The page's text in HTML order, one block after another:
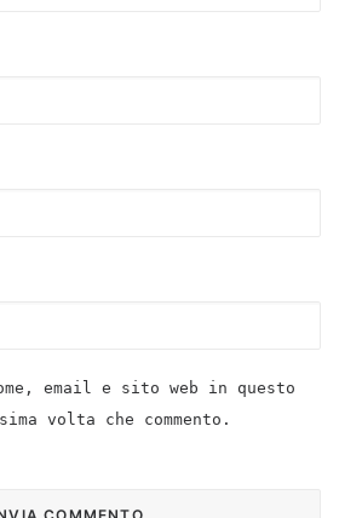
email e sito web in questo
volta che commento.